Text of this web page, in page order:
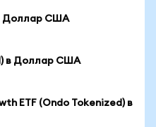
Доллар США
в Доллар США
ETF (Ondo Tokenized) в